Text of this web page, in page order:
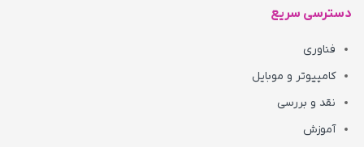
دسترسی سریع
فناوری
کامپیوتر و موبایل
نقد و بررسی
آموزش